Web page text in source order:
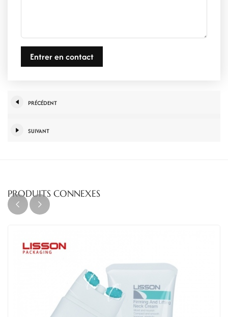
Entrer en contact
PRÉCÉDENT
SUIVANT
PRODUITS CONNEXES